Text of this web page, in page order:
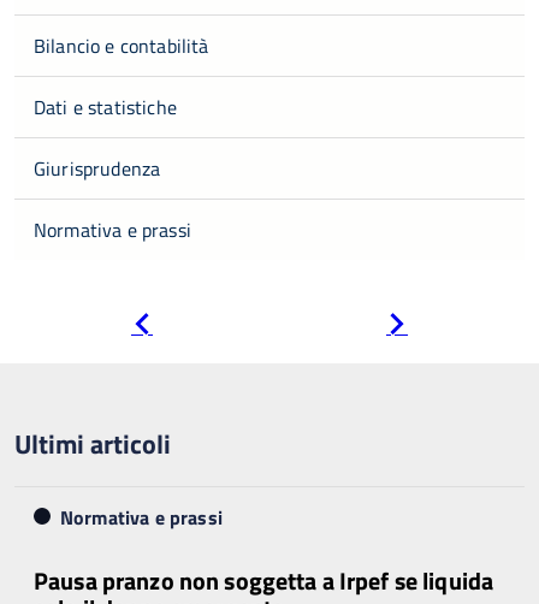
Bilancio e contabilità
Dati e statistiche
Giurisprudenza
Normativa e prassi
Ultimi articoli
Normativa e prassi
Pausa pranzo non soggetta a Irpef se liquida